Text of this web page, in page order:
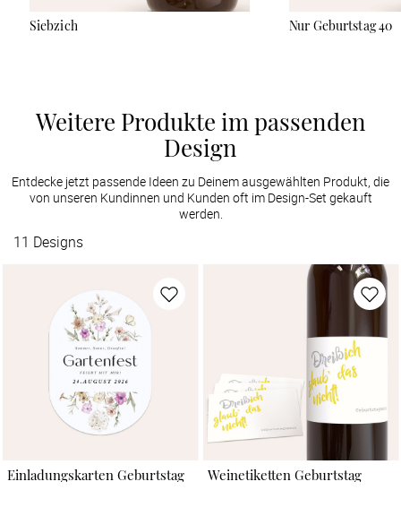
Siebzich Nur Geburtstag 40
Weitere Produkte im passenden
Design
Entdecke jetzt passende Ideen zu Deinem ausgewählten Produkt, die
von unseren Kundinnen und Kunden oft im Design-Set gekauft
werden.
11 Designs
Einladungskarten Geburtstag Weinetiketten Geburtstag